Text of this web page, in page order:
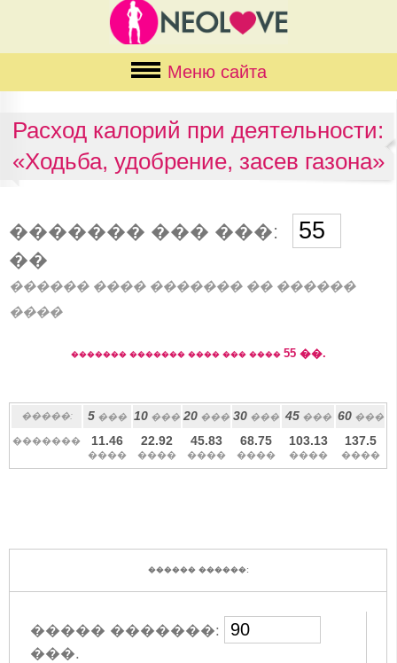
Меню сайта
Расход калорий при деятельности:
«Ходьба, удобрение, засев газона»
������� ��� ���:
��
������ ���� ������� �� ������
����
������� ������� ���� ��� ���� 55��.
�����: 5 ��� 10 ��� 20 ��� 30 ��� 45��� 60���
������� 11.46
����
22.92
����
45.83
����
68.75
����
103.13
����
137.5
����
������ ������:
����� �������:
���.